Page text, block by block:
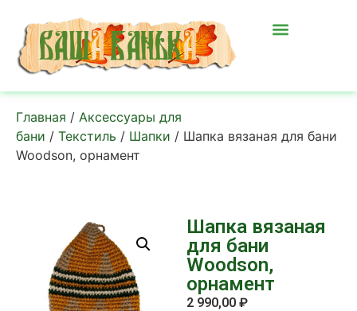
Главная / Аксессуары для
бани / Текстиль / Шапки / Шапка вязаная для бани
Woodson, орнамент
Шапка вязаная
для бани
Woodson,
орнамент
2 990,00 ₽